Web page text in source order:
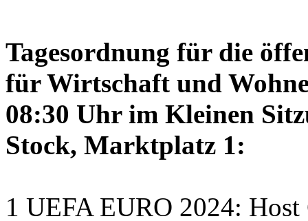
Tagesordnung für die
für Wirtschaft und
08:30 Uhr im Kleinen
Stock, Marktplatz 1:
1 UEFA EURO 2024: